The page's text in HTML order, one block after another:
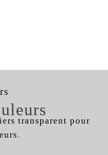
transparent pour